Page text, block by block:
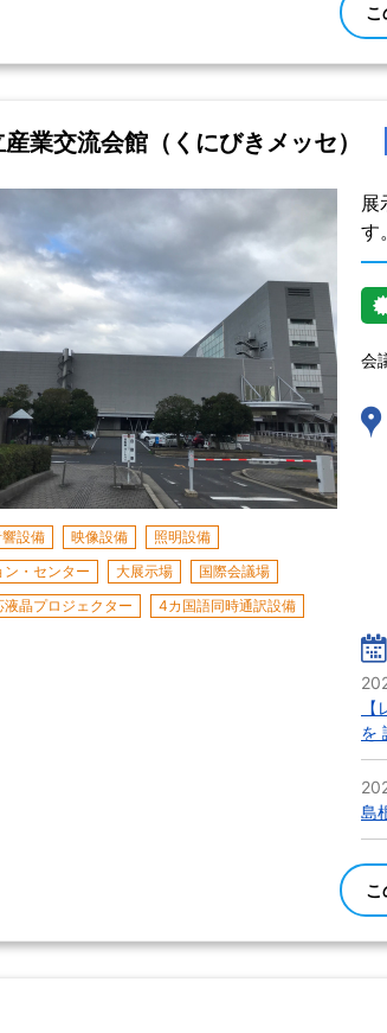
こ
業交流会館（くにびきメッセ）
設備 映像設備
照明設備
・センター
大展示場
国際会議場
晶プロジェクター
4カ国語同時通訳設備
展
す。
会
を
島
こ